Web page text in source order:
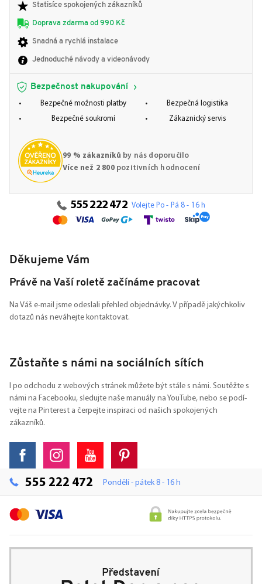
Statisíce spokojených zákazníků
Doprava zdarma od 990 Kč
Snadná a rychlá instalace
Jednoduché návody a videonávody
Bezpečnost nakupování
Bezpečné možnosti platby
Bezpečná logistika
Bezpečné soukromí
Zákaznický servis
99 % zákazníků by nás doporučilo
Více než 2 800pozitivních hodnocení
555 222 472 Volejte Po - Pá 8 - 16 h
Děkujeme Vám
Právě na Vaší roletě začínáme pracovat
Na Váš e-mail jsme odeslali přehled objednávky. V případě jakýchkoliv
dotazů nás neváhejte kontaktovat.
Zůstaňte s námi na sociálních sítích
I po odchodu z webových stránek můžete být stále s námi. Soutěžte s
námi na Facebooku, sledujte naše manuály na YouTube, nebo se podí-
vejte na Pinterest a čerpejte inspiraci od našich spokojených
zákazníků.
555 222 472 Pondělí - pátek 8 - 16 h